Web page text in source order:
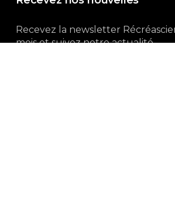
Recevez la newsletter
mois et suivez notre actualité...